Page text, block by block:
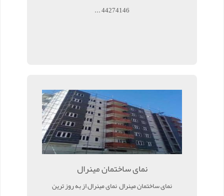
44274146 ...
نمای ساختمان مینرال
نمای ساختمان مینرال نمای مینرال از به روز ترین